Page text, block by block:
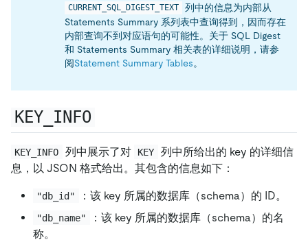
CURRENT_SQL_DIGEST_TEXT
列中的信息为内部从
Statements Summary 系列表中查询得到，因而存在
内部查询不到对应语句的可能性。关于 SQL Digest
和 Statements Summary 相关表的详细说明，请参
阅Statement Summary Tables。
KEY_INFO
KEY_INFO 列中展示了对 KEY
列中所给出的 key 的详细信
息，以 JSON 格式给出。其包含的信息如下：
"db_id" ：该 key 所属的数据库（schema）的 ID。
"db_name"
：该 key 所属的数据库（schema）的名
称。